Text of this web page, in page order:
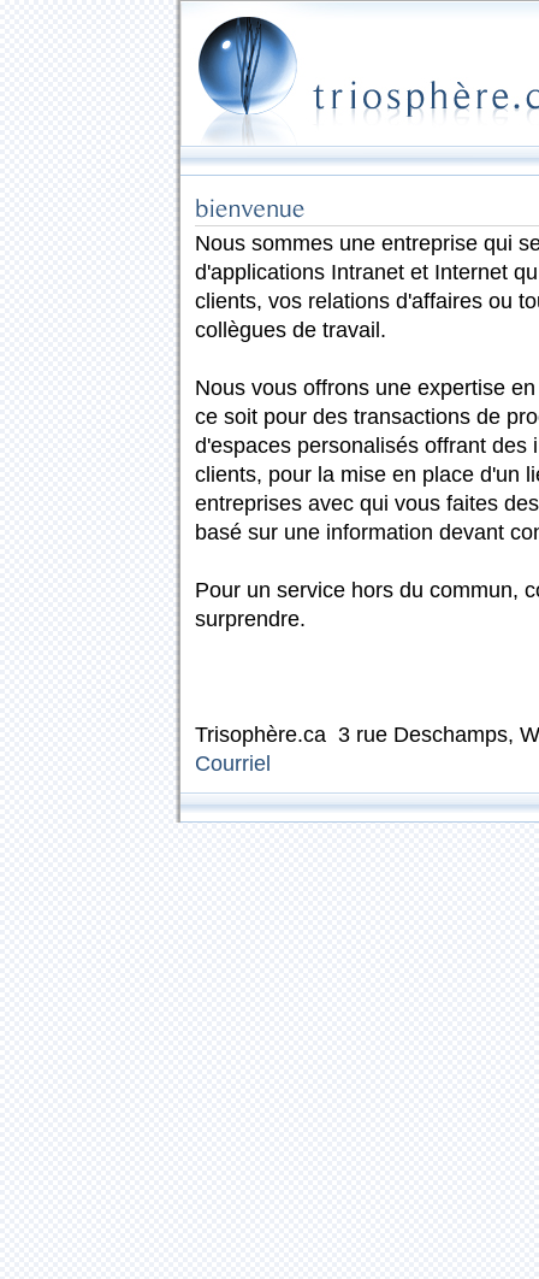
Nous sommes une entreprise qui
d'applications Intranet et Internet
clients, vos relations d'affaires ou
collègues de travail.
Nous vous offrons une expertise
ce soit pour des transactions de
d'espaces personalisés offrant
clients, pour la mise en place d'un
entreprises avec qui vous faites
basé sur une information devant
Pour un service hors du commun,
surprendre.
Trisophère.ca 3 rue Deschamps,
Courriel